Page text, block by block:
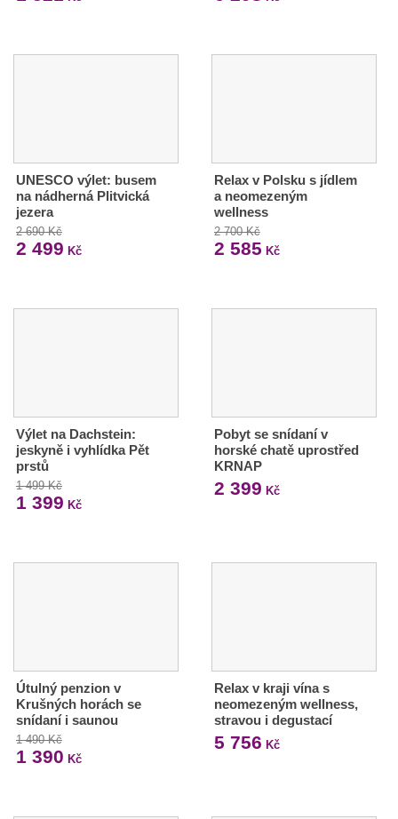
UNESCO výlet: busem
na nádherná Plitvická
jezera
2 690 Kč
2 499 Kč
Relax v Polsku s jídlem
a neomezeným
wellness
2 700 Kč
2 585 Kč
Výlet na Dachstein:
jeskyně i vyhlídka Pět
prstů
1 499 Kč
1 399 Kč
Pobyt se snídaní v
horské chatě uprostřed
KRNAP
2 399 Kč
Útulný penzion v
Krušných horách se
snídaní i saunou
1 490 Kč
1 390 Kč
Relax v kraji vína s
neomezeným wellness,
stravou i degustací
5 756 Kč